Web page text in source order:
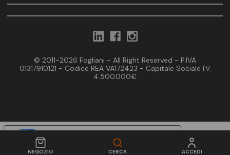
NEGOZIO CERCA ACCEDI
© 2011-2026 Fogliani - All Right Reserved - P.IVA
01317910121 - Codice REA VA172423 - Capitale Sociale I.V.
4.500.000€
Informativa sulla raccolta